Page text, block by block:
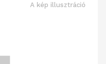
A kép illusztráció